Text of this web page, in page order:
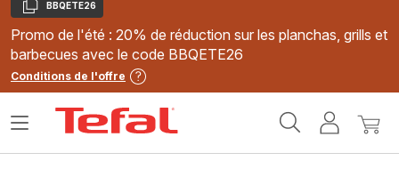
Copier
BBQETE26
Promo de l'été : 20% de réduction sur les planchas, grills et
barbecues avec le code BBQETE26
Conditions de l'offre
MonMon
Ouvrir